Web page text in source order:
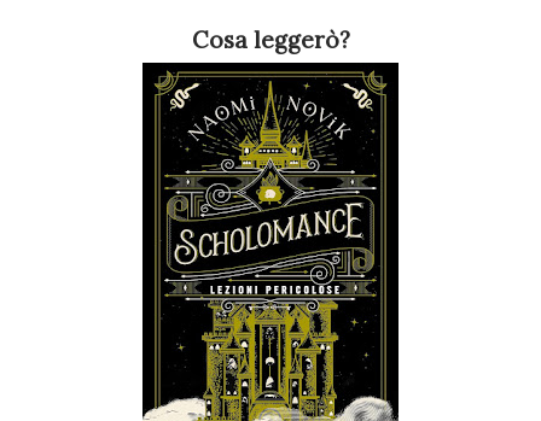
Cosa leggerò?